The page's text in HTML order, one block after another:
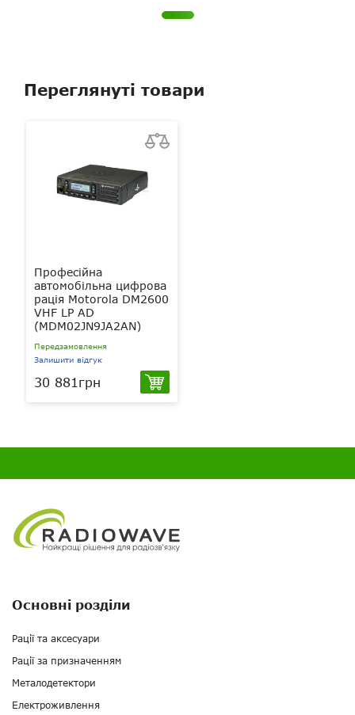
Переглянуті товари
Професійна
автомобільна цифрова
рація Motorola DM2600
VHF LP AD
(MDM02JN9JA2AN)
Передзамовлення
Залишити відгук
30 881грн
Основні розділи
Рації та аксесуари
Рації за призначенням
Металодетектори
Електроживлення